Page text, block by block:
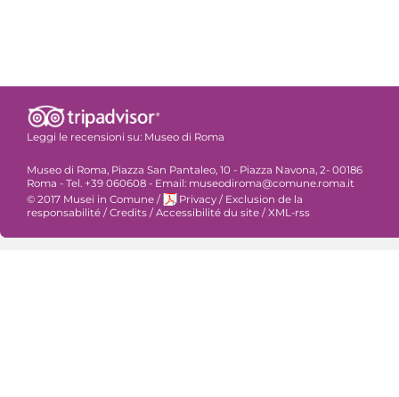
Leggi le recensioni su: Museo di Roma
Museo di Roma, Piazza San Pantaleo, 10 - Piazza Navona, 2- 00186
Roma - Tel. +39 060608 - Email: museodiroma@comune.roma.it
© 2017 Musei in Comune / Privacy / Exclusion de la
responsabilité / Credits / Accessibilité du site / XML-rss